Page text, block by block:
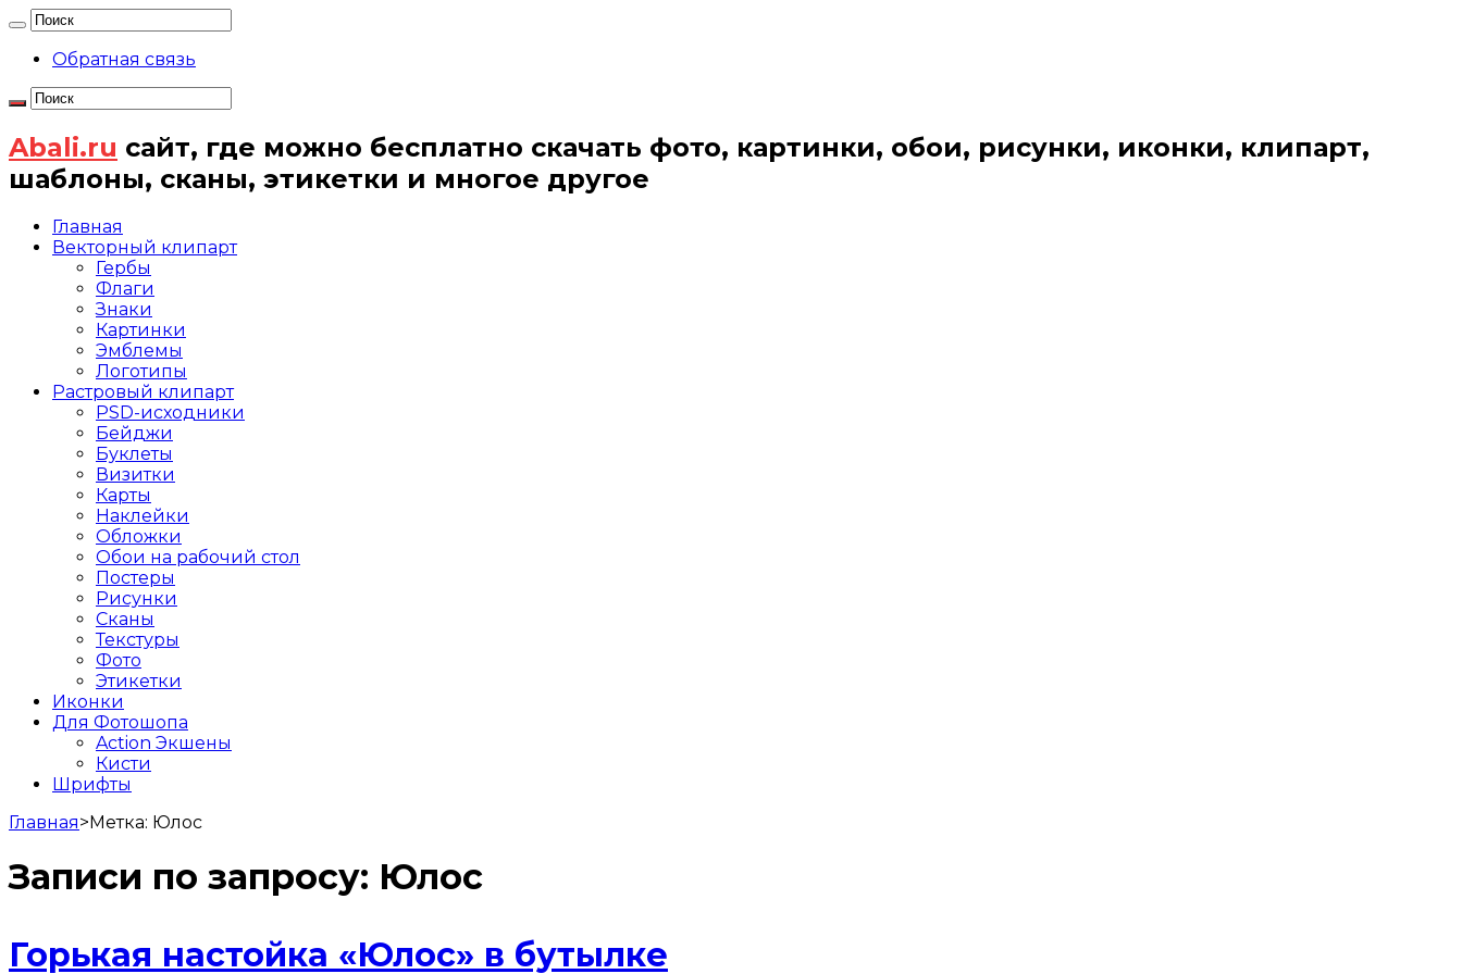
Обратная связь
Abali.ru сайт, где можно бесплатно скачать фото, картинки, обои, рисунки, иконки, клипарт,
шаблоны, сканы, этикетки и многое другое
Главная
Векторный клипарт
Гербы
Флаги
Знаки
Картинки
Эмблемы
Логотипы
Растровый клипарт
PSD-исходники
Бейджи
Буклеты
Визитки
Карты
Наклейки
Обложки
Обои на рабочий стол
Постеры
Рисунки
Сканы
Текстуры
Фото
Этикетки
Иконки
Для Фотошопа
Action Экшены
Кисти
Шрифты
Главная>Метка: Юлос
Записи по запросу: Юлос
Горькая настойка «Юлос» в бутылке